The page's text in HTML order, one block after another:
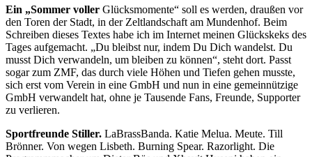
Ein „Sommer voller Glücksmomente“ soll es werden, draußen vor
den Toren der Stadt, in der Zeltlandschaft am Mundenhof. Beim
Schreiben dieses Textes habe ich im Internet meinen Glückskeks des
Tages aufgemacht. „Du bleibst nur, indem Du Dich wandelst. Du
musst Dich ver­wandeln, um bleiben zu können“, steht dort. Passt
sogar zum ZMF, das durch viele Höhen und Tiefen gehen musste,
sich erst vom Verein in eine GmbH und nun in eine gemeinnützige
GmbH verwandelt hat, ohne je Tausende Fans, Freunde, Supporter
zu verlieren.
Sportfreunde Stiller. LaBrassBanda. Katie Melua. Meute. Till
Brönner. Von wegen Lisbeth. Burning Spear. Razorlight. Die